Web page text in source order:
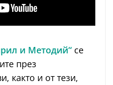
и Методий“ се
през
както и от тези,